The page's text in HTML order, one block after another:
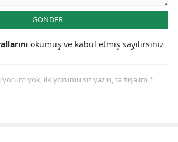
GÖNDER
okumuş ve kabul etmiş sayılırsınız
yok, ilk yorumu siz yazın, tartışalım *